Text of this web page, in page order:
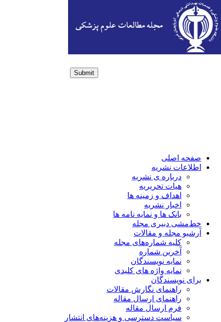
Submit
صفحه اصلی
اطلاعات نشریه
درباره ی نشریه
هیات تحریریه
اهداف و زمینه ها
اخبار نشریه
بانک ها و نمایه نامه ها
خط‌مشی دبیری مجله
آرشیو مجله و مقالات
کلیه شماره‌های مجله
آخرین شماره
نمایه نویسندگان
نمایه واژه های کلیدی
برای نویسندگان
راهنمای نگارش مقالات
راهنمای ارسال مقاله
فرم ارسال مقاله
سیاست دسترسی و هزینه‌های انتشار